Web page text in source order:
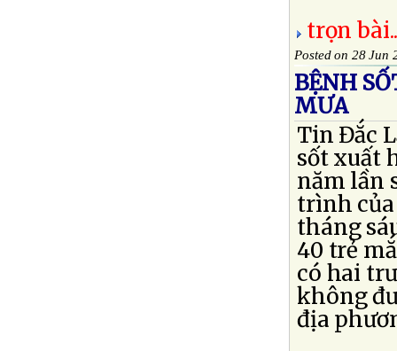
trọn
Posted on 28 Jun
BỆNH
MƯA
Tin Đắc
sốt xuất
năm lần
trình của
tháng
40 trẻ
có hai
không
địa